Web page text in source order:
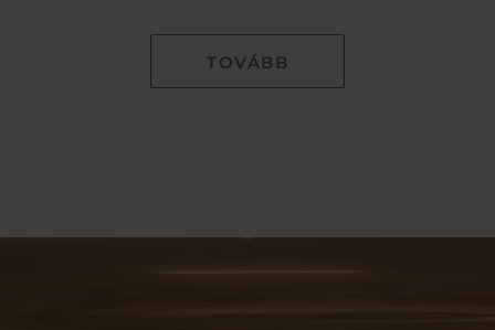
TOVÁBB